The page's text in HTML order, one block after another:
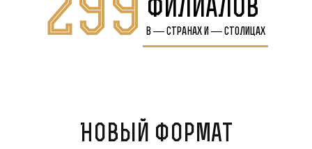
299 филиалов
в—странах и—столицах
Новый формат